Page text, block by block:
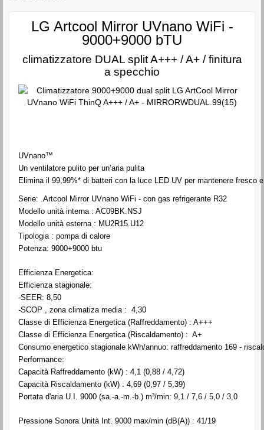
LG Artcool Mirror UVnano WiFi -
9000+9000 bTU
climatizzatore DUAL split A+++ / A+ / finitura
a specchio
UVnano™
Un ventilatore pulito per un’aria pulita
Elimina il 99,99%* di batteri con la luce LED UV per mantenere fresco
Serie: .Artcool Mirror UVnano WiFi - con gas refrigerante R32
Modello unità interna : AC09BK.NSJ
Modello unità esterna : MU2R15.U12
Tipologia : pompa di calore
Potenza: 9000+9000 btu
Efficienza Energetica:
Efficienza stagionale:
-SEER: 8,50
-SCOP , zona climatiza media : 4,30
Classe di Efficienza Energetica (Raffreddamento) : A+++
Classe di Efficienza Energetica (Riscaldamento) : A+
Consumo energetico stagionale kWh/annuo: raffreddamento 169 -
Performance:
Capacità Raffreddamento (kW) : 4,1 (0,88 / 4,72)
Capacità Riscaldamento (kW) : 4,69 (0,97 / 5,39)
Portata d'aria U.I. 9000 (sa.-a.-m.-b.) m³/min: 9,1 / 7,6 / 5,0 / 3,0
Pressione Sonora Unità Int. 9000 max/min (dB(A)) : 41/19